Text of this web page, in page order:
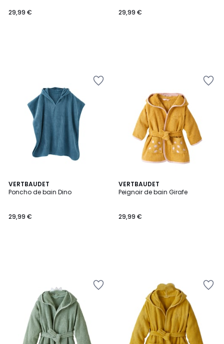
29,99 € 29,99 €
VERTBAUDET
Poncho de bain Dino
29,99 €
VERTBAUDET
Peignoir de bain Girafe
29,99 €